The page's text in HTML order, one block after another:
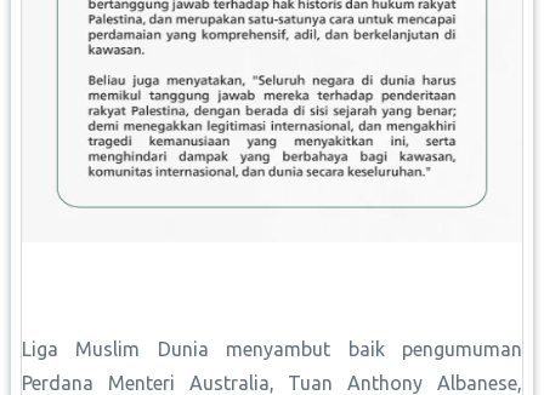
Liga Muslim Dunia menyambut baik pengumuman
Perdana Menteri Australia, Tuan Anthony Albanese,